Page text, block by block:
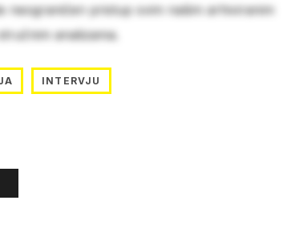
neograničen pristup svim našim arhiviranim
analizama.
INTERVJU